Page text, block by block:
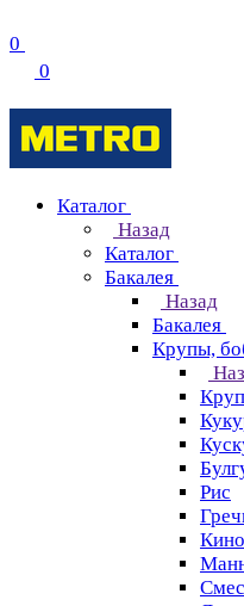
0
0
Каталог
Назад
Каталог
Бакалея
Назад
Бакалея
Крупы,
Рис